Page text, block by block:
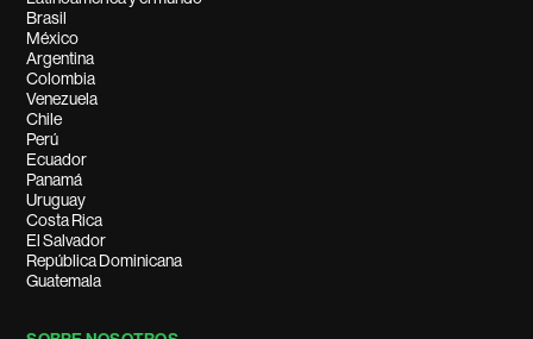
Brasil
México
Argentina
Colombia
Venezuela
Chile
Perú
Ecuador
Panamá
Uruguay
Costa Rica
El Salvador
República Dominicana
Guatemala